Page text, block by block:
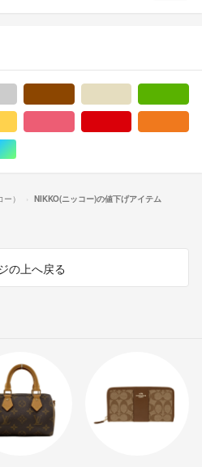
色系
マルチカラー
） NIKKO(ニッコー)の値下げアイテム
の上へ戻る